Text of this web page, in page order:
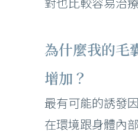
為什麼我的毛
增加？
最有可能的誘發
在環境跟身體內